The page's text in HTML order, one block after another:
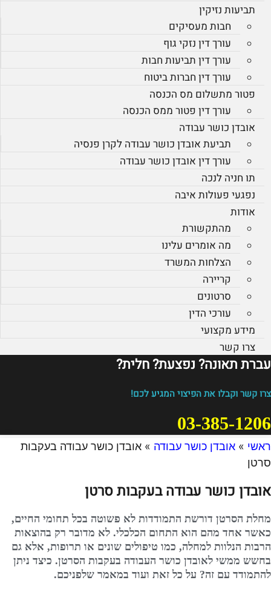
תביעות נזיקין
חבות מעסיקים
עורך דין נזקי גוף
עורך דין תביעות חבות
עורך דין חברות ביטוח
פטור מתשלום מס הכנסה
עורך דין פטור ממס הכנסה
אובדן כושר עבודה
תביעת אובדן כושר עבודה לקרן פנסיה
עורך דין אובדן כושר עבודה
תו חניה לנכה
נפגעי פעולות איבה
אודות
מהתקשורת
מה אומרים עלינו
הצלחות המשרד
קריירה
סרטונים
עורכי הדין
מידע מקצועי
צרו קשר
עברת תאונה? נפצעת? חלית?​
צרו קשר וקבלו את הפיצוי המגיע לכם!
03-385-1206
ראשי » אובדן כושר עבודה » אובדן כושר עבודה בעקבות
סרטן
אובדן כושר עבודה בעקבות סרטן
מחלת הסרטן דורשת התמודדות לא פשוטה בכל תחומי החיים,
כאשר אחד מהם הוא התחום הכלכלי. לא מדובר רק בהוצאות
הרבות הנלוות למחלה, כמו טיפולים שונים או תרופות, אלא גם
בחשש ממשי לאובדן כושר העבודה בעקבות הסרטן. כיצד ניתן
להתמודד עם זה? על כל זאת ועוד במאמר שלפניכם.